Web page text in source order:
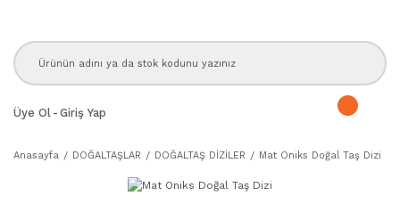
Üye Ol - Giriş Yap
Anasayfa DOĞALTAŞLAR DOĞALTAŞ DİZİLER Mat Oniks Doğal Taş Dizi